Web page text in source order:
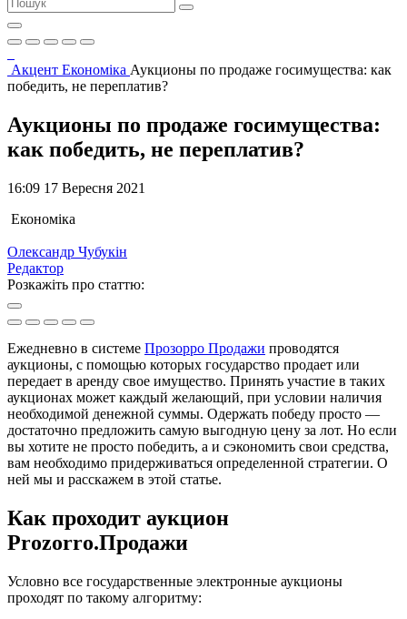
Акцент Економіка Аукционы по продаже госимущества: как
победить, не переплатив?
Аукционы по продаже госимущества:
как победить, не переплатив?
16:09 17 Вересня 2021
Економіка
Олександр Чубукін
Редактор
Розкажіть про статтю:
Ежедневно в системе Прозорро Продажи проводятся
аукционы, с помощью которых государство продает или
передает в аренду свое имущество. Принять участие в таких
аукционах может каждый желающий, при условии наличия
необходимой денежной суммы. Одержать победу просто —
достаточно предложить самую выгодную цену за лот. Но если
вы хотите не просто победить, а и сэкономить свои средства,
вам необходимо придерживаться определенной стратегии. О
ней мы и расскажем в этой статье.
Как проходит аукцион
Prozorro.Продажи
Условно все государственные электронные аукционы
проходят по такому алгоритму: